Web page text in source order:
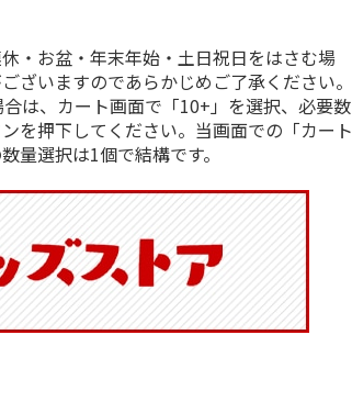
・お盆・年末年始・土日祝日をはさむ場
ざいますのであらかじめご了承ください。
は、カート画面で「10+」を選択、必要数
を押下してください。当画面での「カート
量選択は1個で結構です。